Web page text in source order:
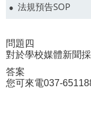
法規預告SOP
問題四
對於學校媒體新聞採
答案
您可來電037-